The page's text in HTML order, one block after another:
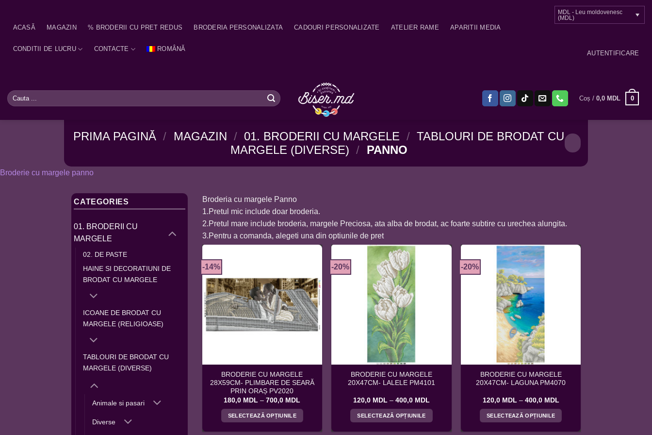
contentACASĂ MAGAZIN % BRODERII CU PRET REDUS BRODERIA PERSONALIZATA CADOURI PERSONALIZATE ATELIER RAME APARITII MEDIA
CONDITII DE LUCRU CONTACTE ROMÂNĂ
MDL - Leu moldovenesc
(MDL)
AUTENTIFICARE
Caută
după:
Coș /0,0 MDL 0
PRIMA PAGINĂ / MAGAZIN / 01. BRODERII CU MARGELE / TABLOURI DE BRODAT CU
MARGELE (DIVERSE) / PANNO
Broderie cu margele panno
CATEGORIES
01. BRODERII CU
MARGELE
02. DE PASTE
HAINE SI DECORATIUNI DE
BRODAT CU MARGELE
ICOANE DE BRODAT CU
MARGELE (RELIGIOASE)
TABLOURI DE BRODAT CU
MARGELE (DIVERSE)
Animale si pasari
Diverse
Broderia cu margele Panno
1.Pretul mic include doar broderia.
2.Pretul mare include broderia, margele Preciosa, ata alba de brodat, ac foarte subtire cu urechea alungita.
3.Pentru a comanda, alegeti una din optiunile de pret
-14%
BRODERIE CU MARGELE
28X59CM- PLIMBARE DE SEARĂ
PRIN ORAȘ PV2020
180,0 MDL – 700,0 MDL
prețuri:
la
SELECTEAZĂ OPȚIUNILE
-20%
BRODERIE CU MARGELE
20X47CM- LALELE PM4101
120,0 MDL – 400,0 MDL
prețuri:
la
SELECTEAZĂ OPȚIUNILE
-20%
BRODERIE CU MARGELE
20X47CM- LAGUNA PM4070
120,0 MDL – 400,0 MDL
prețuri:
la
SELECTEAZĂ OPȚIUNILE